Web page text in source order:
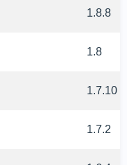
1.8.8
1.8
1.7.10
1.7.2